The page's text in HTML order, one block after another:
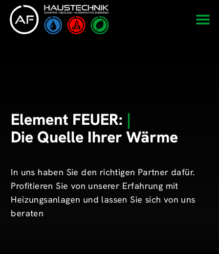
Element FEUER: |
Die Quelle Ihrer Wärme
In uns haben Sie den richtigen Partner dafür.
Profitieren Sie von unserer Erfahrung mit
Heizungsanlagen und lassen Sie sich von uns
beraten